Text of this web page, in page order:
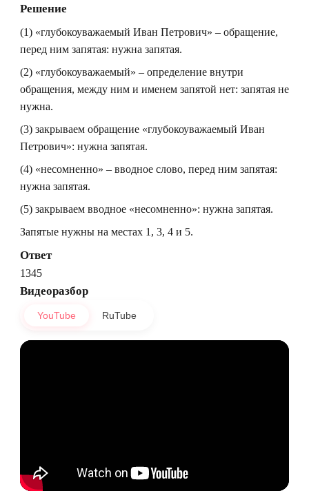
Решение
(1) «глубокоуважаемый Иван Петрович» – обращение,
перед ним запятая: нужна запятая.
(2) «глубокоуважаемый» – определение внутри
обращения, между ним и именем запятой нет: запятая не
нужна.
(3) закрываем обращение «глубокоуважаемый Иван
Петрович»: нужна запятая.
(4) «несомненно» – вводное слово, перед ним запятая:
нужна запятая.
(5) закрываем вводное «несомненно»: нужна запятая.
Запятые нужны на местах 1, 3, 4 и 5.
Ответ
1345
Видеоразбор
YouTube RuTube